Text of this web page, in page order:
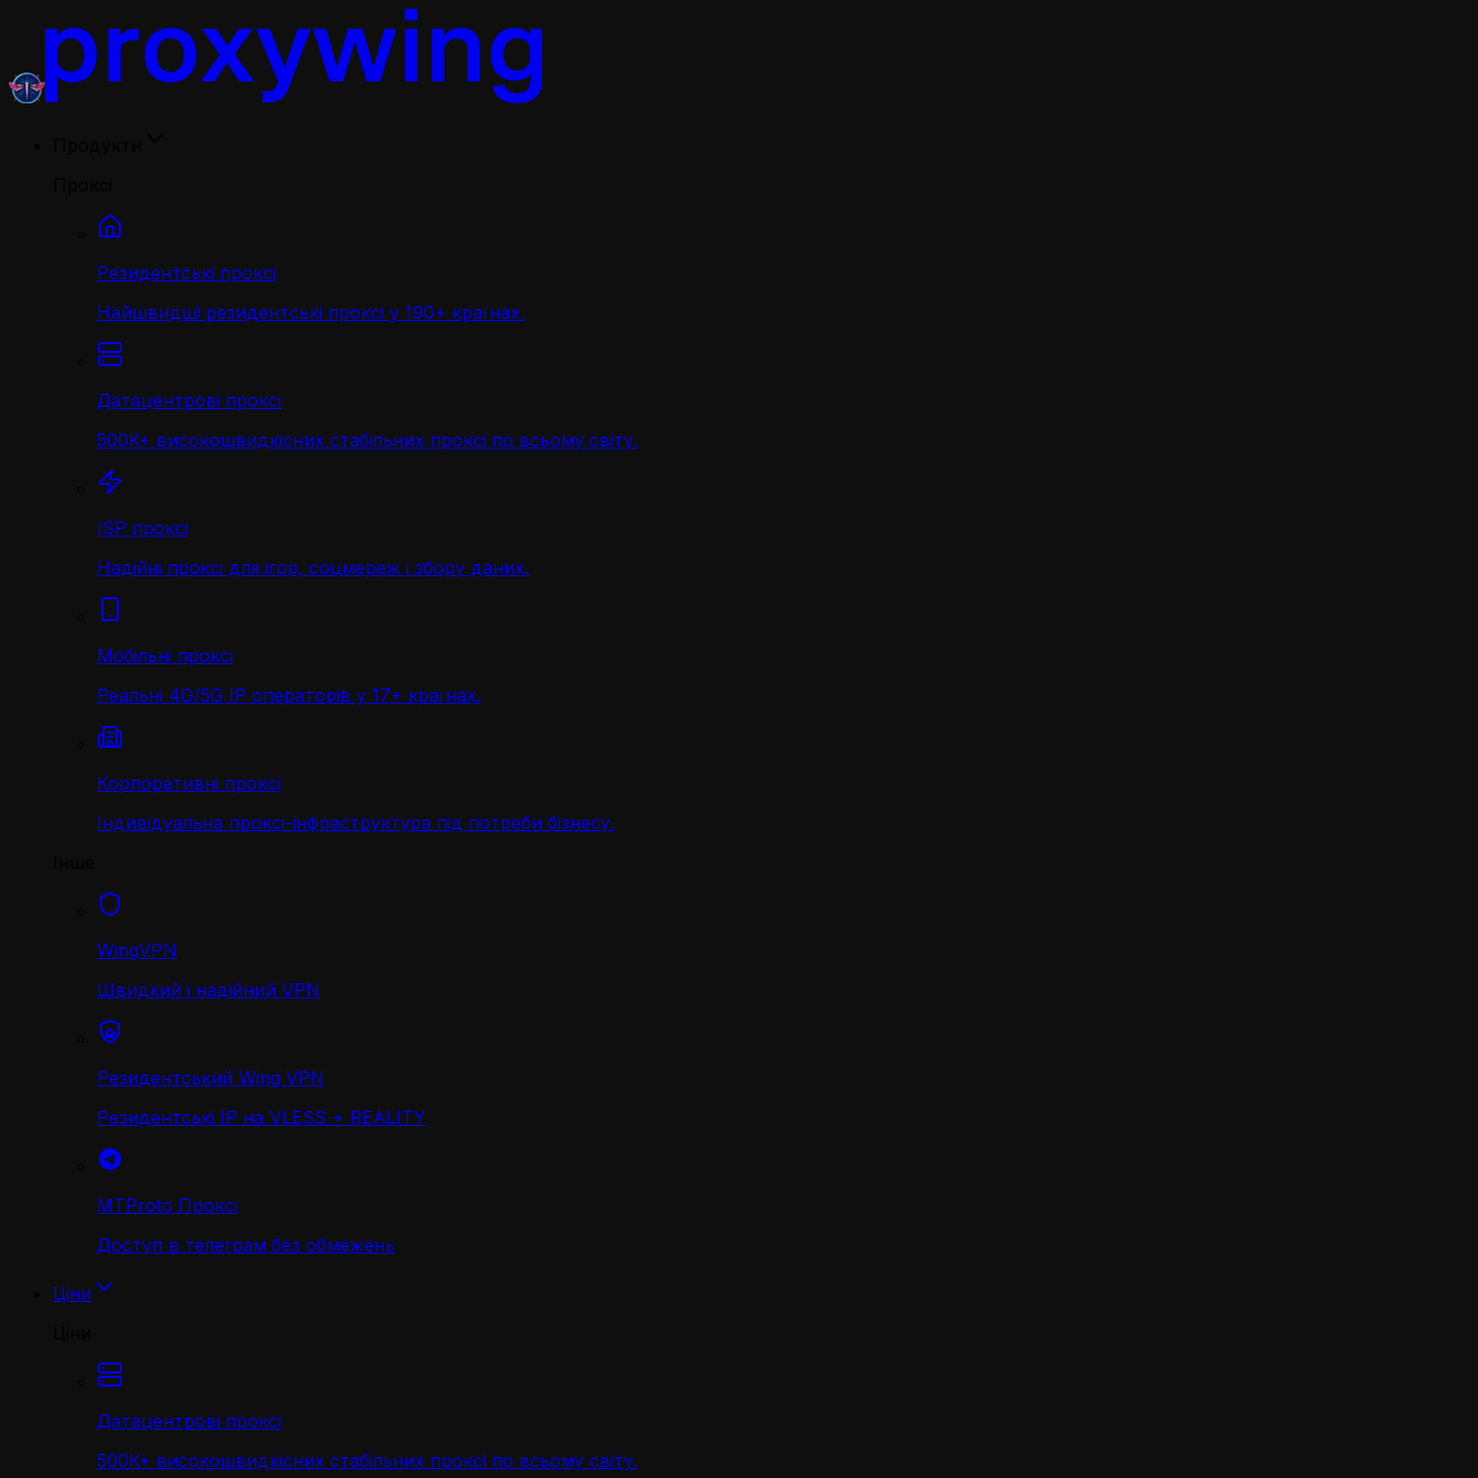
Резидентські проксі
Найшвидші резидентські проксі у 190+ країнах.
Датацентрові проксі
500K+ високошвидкісних стабільних проксі по всьому світу.
ISP проксі
Надійні проксі для ігор, соцмереж і збору даних.
Мобільні проксі
Реальні 4G/5G IP операторів у 17+ країнах.
Корпоративні проксі
Індивідуальна проксі-інфраструктура під потреби бізнесу.
WingVPN
Швидкий і надійний VPN
Резидентський Wing VPN
Резидентські IP на VLESS + REALITY
MTProto Проксі
Доступ в телеграм без обмежень
Ціни
Датацентрові проксі
500K+ високошвидкісних стабільних проксі по всьому світу.